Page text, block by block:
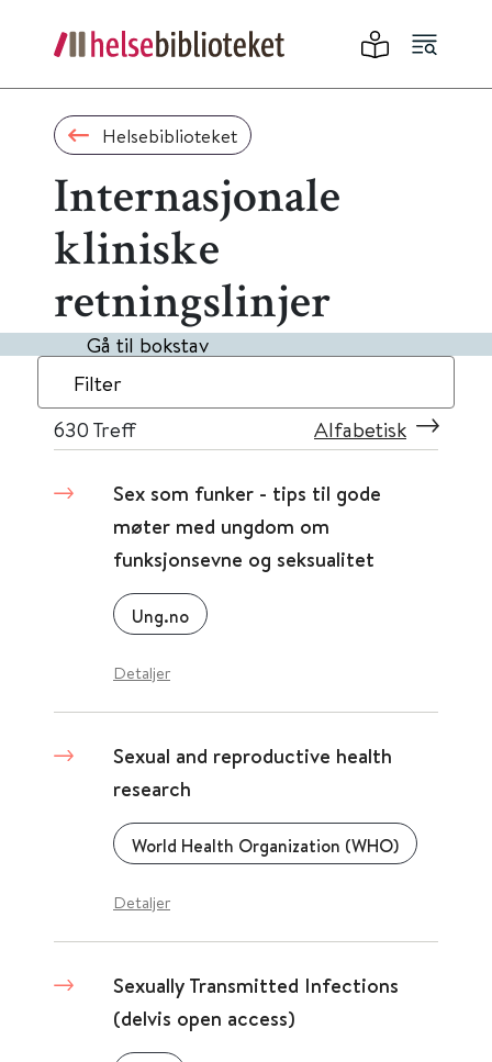
Helsebiblioteket
Internasjonale
kliniske
retningslinjer
Gå til bokstav
Filter
630 Treff Alfabetisk
Sex som funker - tips til gode
møter med ungdom om
funksjonsevne og seksualitet
Ung.no
Detaljer
Sexual and reproductive health
research
World Health Organization (WHO)
Detaljer
Sexually Transmitted Infections
(delvis open access)